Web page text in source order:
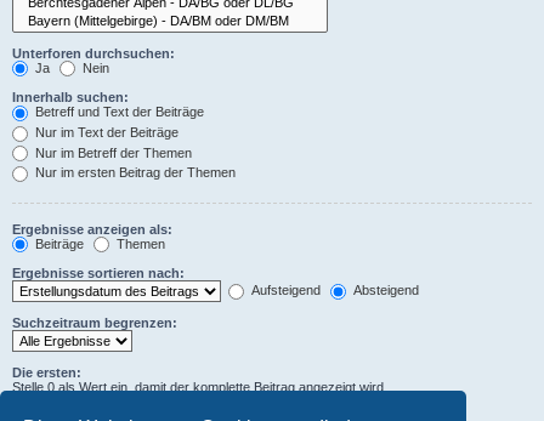
Unterforen durchsuchen:
Ja
Nein
Innerhalb suchen:
Betreff und Text der Beiträge
Nur im Text der Beiträge
Nur im Betreff der Themen
Nur im ersten Beitrag der Themen
Ergebnisse anzeigen als:
Beiträge
Themen
Ergebnisse sortieren nach:
Aufsteigend
Absteigend
Suchzeitraum begrenzen:
Die ersten:
Stelle 0 als Wert ein, damit der komplette Beitrag angezeigt wird.